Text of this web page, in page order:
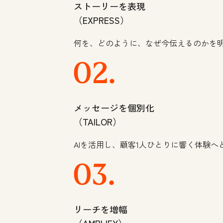
ストーリーを表現
（EXPRESS）
何を、どのように、なぜ今伝えるのかを
メッセージを個別化
（TAILOR）
AIを活用し、顧客1人ひとりに響く体験へ
リーチを増幅